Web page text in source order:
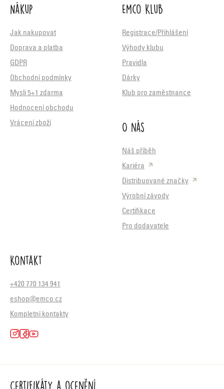
Nákup
Jak nakupovat
Doprava a platba
GDPR
Obchodní podmínky
Mysli 5+1 zdarma
Hodnocení obchodu
Vrácení zboží
Emco Klub
Registrace/Přihlášení
Výhody klubu
Pravidla
Dárky
Klub pro zaměstnance
O nás
Náš příběh
Kariéra
Distribuované značky
Výrobní závody
Certifikace
Pro dodavatele
Kontakt
+420 770 134 941
eshop@emco.cz
Kompletní kontakty
Certifikáty a ocenění